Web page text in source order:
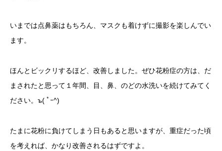
いまでは点鼻薬はもちろん、マスクも着けずに撮影を楽しんでい
ます。
ほんとビックリするほど、改善しました。ぜひ花粉症の方は、だ
まされたと思って１年間、目、鼻、のどの水洗いを続けてみてく
ださい。ъ( ﾟｰ^)
たまに花粉に負けてしまう日もあると思いますが、重症だった頃
を考えれば、かなり改善されるはずですよ。